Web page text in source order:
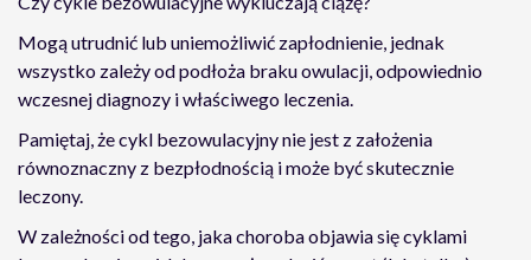
Mogą utrudnić lub uniemożliwić zapłodnienie, jednak
wszystko zależy od podłoża braku owulacji, odpowiednio
wczesnej diagnozy i właściwego leczenia.
Pamiętaj, że cykl bezowulacyjny nie jest z założenia
równoznaczny z bezpłodnością i może być skutecznie
leczony.
W zależności od tego, jaka choroba objawia się cyklami